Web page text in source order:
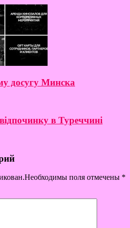
досугу Минска
в Туреччині
поля отмечены *